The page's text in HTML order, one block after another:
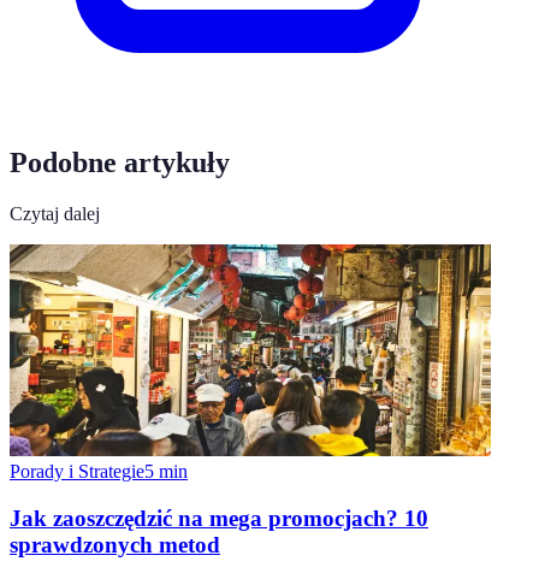
Podobne artykuły
Czytaj dalej
Porady i Strategie5 min
Jak zaoszczędzić na mega promocjach? 10
sprawdzonych metod